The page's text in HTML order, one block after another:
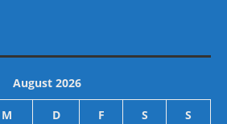
August 2026
M D F S S